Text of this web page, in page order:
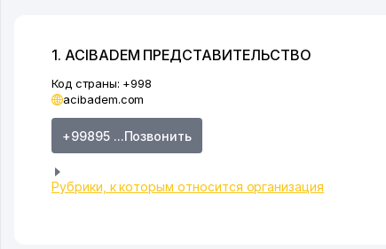
1. ACIBADEM ПРЕДСТАВИТЕЛЬСТВО
Код страны: +998
acibadem.com
+99895 ...Позвонить
Рубрики, к которым относится организация